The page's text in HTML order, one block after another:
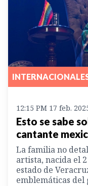
12:15 PM 17 feb.
Esto se sabe
cantante
La familia no
artista, nacida el
estado de
emblemáticas